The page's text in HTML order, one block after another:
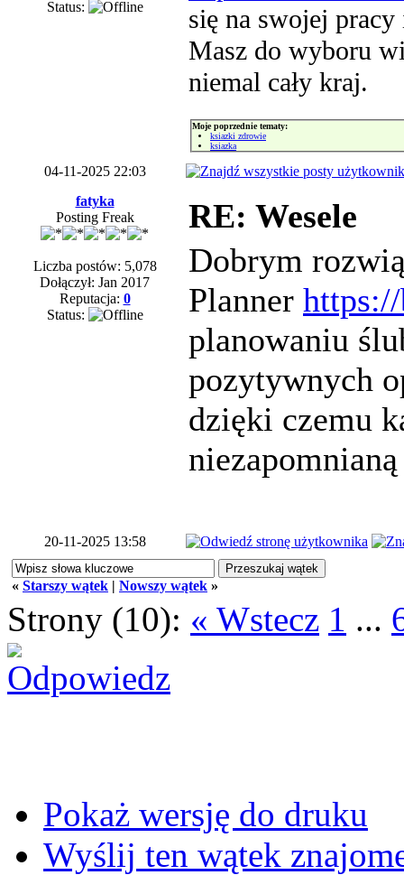
Status:
się na swojej pracy
Masz do wyboru
niemal cały kraj.
Moje poprzednie tematy:
ksiazki zdrowie
ksiazka
04-11-2025 22:03
fatyka
Posting Freak
Liczba postów: 5,078
Dołączył: Jan 2017
Reputacja: 0
Status:
RE: Wesele
Dobrym
Planner
planowaniu
pozytywnych
dzięki czemu
20-11-2025 13:58
« Starszy wątek | Nowszy wątek »
Strony (10): « Wstecz 1 ...
Pokaż wersję do druku
Wyślij ten wątek